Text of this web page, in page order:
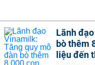
Lãnh
bò thêm
liệu đến